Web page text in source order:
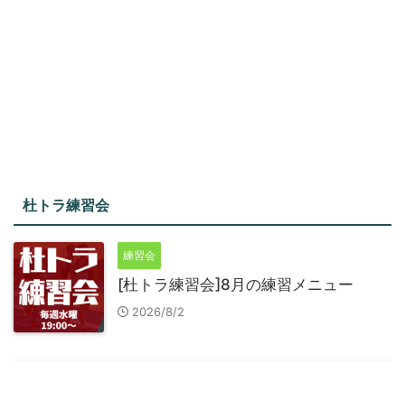
杜トラ練習会
練習会
[杜トラ練習会]8月の練習メニュー
2026/8/2